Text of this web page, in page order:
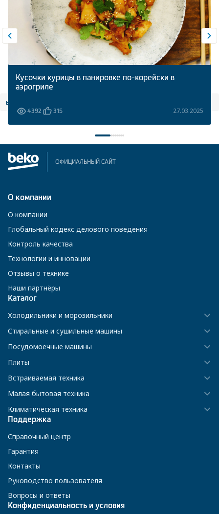
все статьи
Кусочки курицы в панировке по-корейски в
аэрогриле
4392 315 27.03.2025
ОФИЦИАЛЬНЫЙ САЙТ
О компании
О компании
Глобальный кодекс делового поведения
Контроль качества
Технологии и инновации
Отзывы о технике
Наши партнёры
Каталог
Холодильники и морозильники
Стиральные и сушильные машины
Посудомоечные машины
Плиты
Встраиваемая техника
Малая бытовая техника
Климатическая техника
Поддержка
Справочный центр
Гарантия
Контакты
Руководство пользователя
Вопросы и ответы
Конфиденциальность и условия